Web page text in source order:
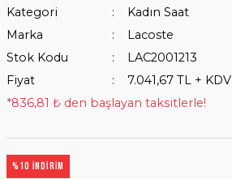
Kategori
Kadın Saat
Marka
Lacoste
Stok Kodu
LAC2001213
Fiyat
7.041,67 TL + KDV
*836,81 ₺ den başlayan taksitlerle!
%10 İNDİRİM